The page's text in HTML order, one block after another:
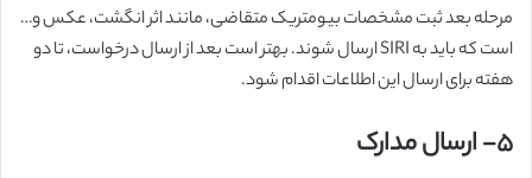
مرحله بعد ثبت مشخصات بیومتریک متقاضی، مانند اثر انگشت، عکس و…
است که باید به SIRI ارسال شوند. بهتر است بعد از ارسال درخواست، تا دو
هفته برای ارسال این اطلاعات اقدام شود.
۵- ارسال مدارک